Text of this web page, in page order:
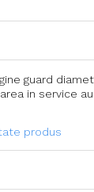
guard
in service
produs